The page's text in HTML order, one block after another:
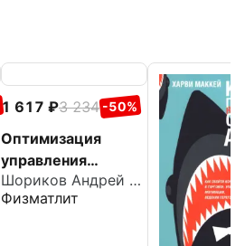
1 617 3 234 -50%
Оптимизация
управления
производственным
и системами.
Шориков Андрей Федорович
Физматлит